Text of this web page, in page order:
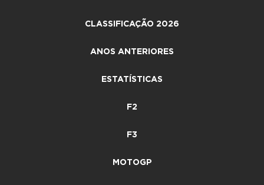
CLASSIFICAÇÃO 2026
ANOS ANTERIORES
ESTATÍSTICAS
F2
F3
MOTOGP